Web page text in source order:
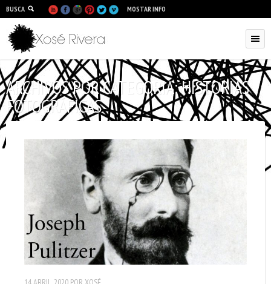
BUSCA MOSTAR INFO
ARCHIVOS POR CATEGORIA:HISTORIAS
FOTOGRÁFICAS